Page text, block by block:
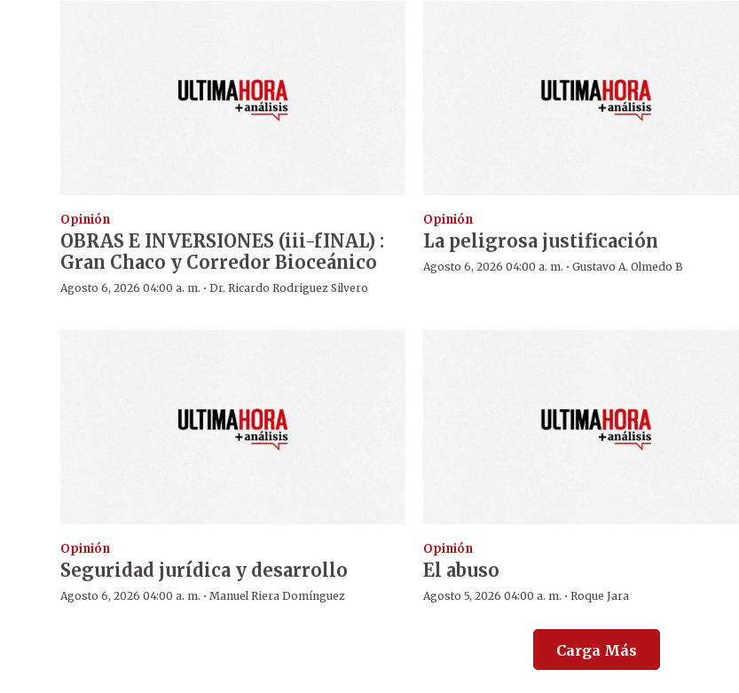
Opinión
OBRAS E INVERSIONES (iii-fINAL) :
Gran Chaco y Corredor Bioceánico
Agosto 6, 2026 04:00 a. m. · Dr. Ricardo Rodriguez Silvero
Opinión
La peligrosa justificación
Agosto 6, 2026 04:00 a. m. ·Gustavo A. Olmedo B
Opinión
Seguridad jurídica y desarrollo
Agosto 6, 2026 04:00 a. m. · Manuel Riera Domínguez
Opinión
El abuso
Agosto 5, 2026 04:00 a. m. ·Roque Jara
Carga Más